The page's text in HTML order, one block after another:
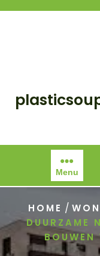
Menu
HOME /
DUURZAME
BOUWEN